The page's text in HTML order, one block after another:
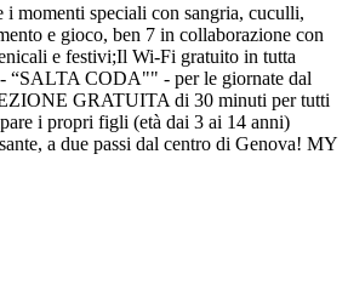
momenti speciali con sangria, cuculli,
e gioco, ben 7 in collaborazione con
e festivi;Il Wi-Fi gratuito in tutta
- “SALTA CODA"" - per le giornate dal
GRATUITA di 30 minuti per tutti
i propri figli (età dai 3 ai 14 anni)
a due passi dal centro di Genova! MY